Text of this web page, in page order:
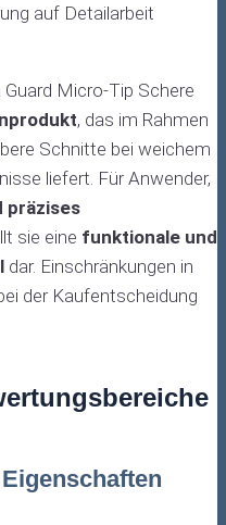
auf Detailarbeit
Micro-Tip Schere
, das im Rahmen
Schnitte bei weichem
liefert. Für Anwender,
präzises
sie eine funktionale und
dar. Einschränkungen in
der Kaufentscheidung